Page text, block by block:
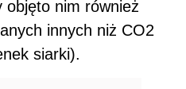
objęto nim również
innych niż CO2
siarki).